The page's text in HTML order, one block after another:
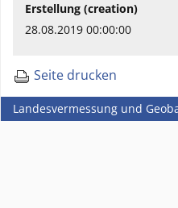
Erstellung (creation)
28.08.2019 00:00:00
Seite drucken
Landesvermessung und